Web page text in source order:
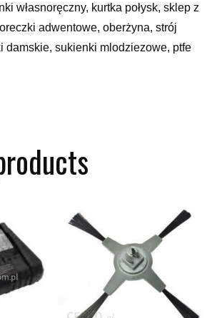
własnoręczny, kurtka połysk, sklep z
adwentowe, oberżyna, strój
damskie, sukienki mlodziezowe, ptfe